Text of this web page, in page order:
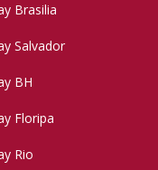
Brasilia
Salvador
BH
Floripa
Rio